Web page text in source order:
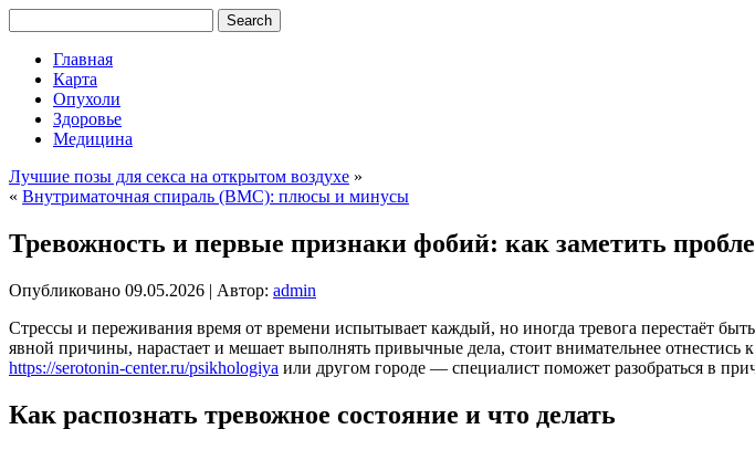
Главная
Карта
Опухоли
Здоровье
Медицина
Лучшие позы для секса на открытом воздухе »
« Внутриматочная спираль (ВМС): плюсы и минусы
Тревожность и первые признаки фобий: как заметить
Опубликовано 09.05.2026 | Автор: admin
Стрессы и переживания время от времени испытывает каждый, но иногда тревога перестаёт
явной причины, нарастает и мешает выполнять привычные дела, стоит внимательнее отнестись
https://serotonin-center.ru/psikhologiya или другом городе — специалист поможет разобраться в
Как распознать тревожное состояние и что делать